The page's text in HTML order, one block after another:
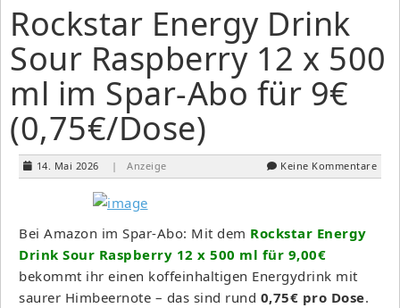
Rockstar Energy Drink
Sour Raspberry 12 x 500
ml im Spar-Abo für 9€
(0,75€/Dose)
14. Mai 2026 | Anzeige Keine Kommentare
Bei Amazon im Spar-Abo: Mit dem Rockstar Energy
Drink Sour Raspberry 12 x 500 ml für 9,00€
bekommt ihr einen koffeinhaltigen Energydrink mit
saurer Himbeernote – das sind rund 0,75€ pro Dose.